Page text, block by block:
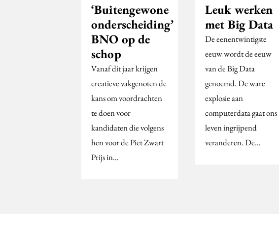
‘Buitengewone
onderscheiding’
BNO op de
schop
Vanaf dit jaar krijgen
creatieve vakgenoten de
kans om voordrachten
te doen voor
kandidaten die volgens
hen voor de Piet Zwart
Prijs in…
Leuk werken
met Big Data
De eenentwintigste
eeuw wordt de eeuw
van de Big Data
genoemd. De ware
explosie aan
computerdata gaat ons
leven ingrijpend
veranderen. De…